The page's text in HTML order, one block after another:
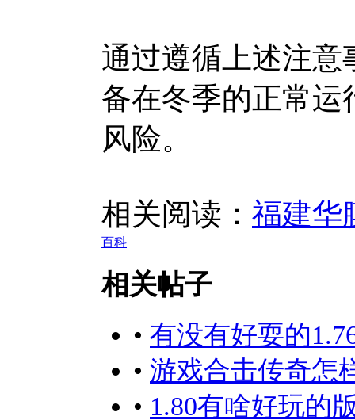
通过遵循上述注意
备在冬季的正常运
风险。
相关阅读： 福建华
百科
相关帖子
• 有没有好耍的
• 游戏合击传奇怎
• 1.80有啥好玩的